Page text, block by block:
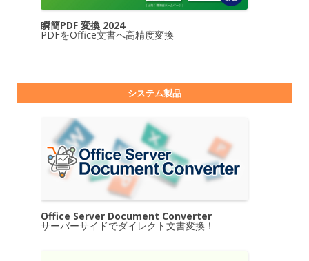
瞬簡PDF 変換 2024
PDFをOffice文書へ高精度変換
システム製品
Office Server Document Converter
サーバーサイドでダイレクト文書変換！